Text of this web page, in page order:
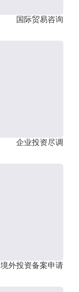
国际贸易咨询
企业投资尽调
境外投资备案申请